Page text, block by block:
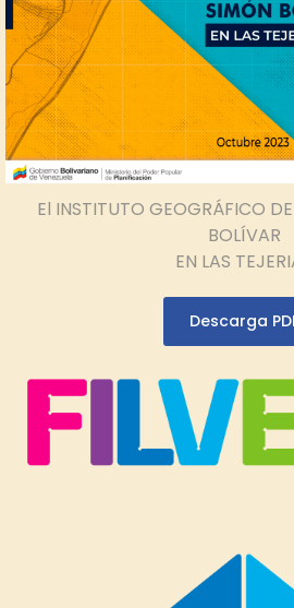
El INSTITUTO GEOGRÁFICO
BOLÍVAR
EN LAS
Descarga